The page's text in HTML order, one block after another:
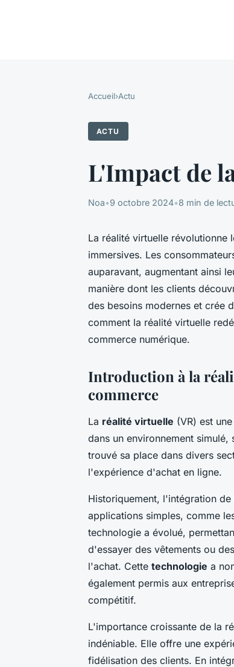
Accueil›Actu
ACTU
L'Impact de
Noa•9 octobre 2024•8 min de
La réalité virtuelle révolutionne
immersives. Les
auparavant, augmentant ainsi
manière dont les clients
des besoins modernes et crée
comment la réalité virtuelle
commerce numérique.
Introduction à la
commerce
La réalité virtuelle (VR) est
dans un environnement
trouvé sa place dans divers
l'expérience d'achat en ligne.
Historiquement, l'intégration
applications simples, comme
technologie a évolué,
d'essayer des vêtements ou
l'achat. Cette technologie a
également permis aux
compétitif.
L'importance croissante de la
indéniable. Elle offre une
fidélisation des clients. En